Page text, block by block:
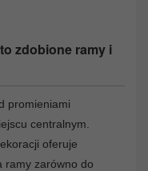
zdobione ramy i
promieniami
centralnym.
oferuje
ramy zarówno do